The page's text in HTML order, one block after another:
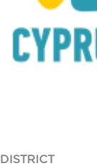
DISTRICT